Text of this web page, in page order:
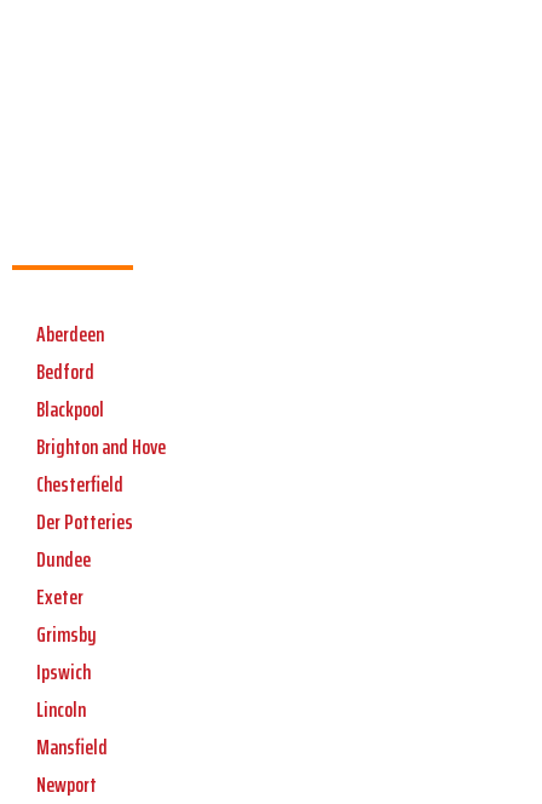
Aberdeen
Bedford
Blackpool
Brighton and Hove
Chesterfield
Der Potteries
Dundee
Exeter
Grimsby
Ipswich
Lincoln
Mansfield
Newport